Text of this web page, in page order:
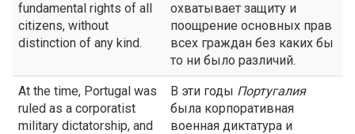
fundamental rights of all
citizens, without
distinction of any kind.
охватывает защиту и
поощрение основных прав
всех граждан без каких бы
то ни было различий.
At the time, Portugal was
ruled as a corporatist
military dictatorship, and
В эти годы Португалия
была корпоративная
военная диктатура и